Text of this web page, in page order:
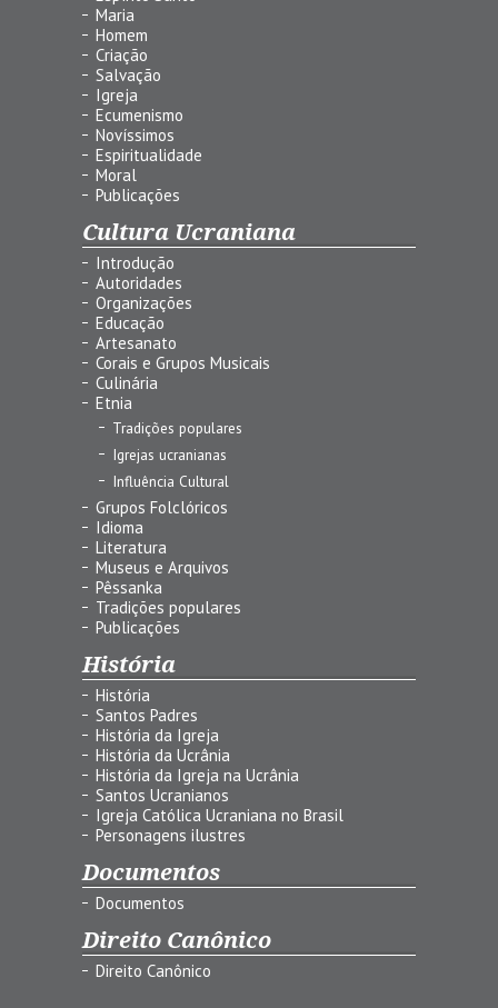
Maria
Homem
Criação
Salvação
Igreja
Ecumenismo
Novíssimos
Espiritualidade
Moral
Publicações
Cultura Ucraniana
Introdução
Autoridades
Organizações
Educação
Artesanato
Corais e Grupos Musicais
Culinária
Etnia
Tradições populares
Igrejas ucranianas
Influência Cultural
Grupos Folclóricos
Idioma
Literatura
Museus e Arquivos
Pêssanka
Tradições populares
Publicações
História
História
Santos Padres
História da Igreja
História da Ucrânia
História da Igreja na Ucrânia
Santos Ucranianos
Igreja Católica Ucraniana no Brasil
Personagens ilustres
Documentos
Documentos
Direito Canônico
Direito Canônico